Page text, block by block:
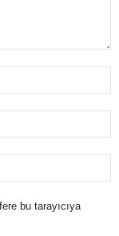
bu tarayıcıya